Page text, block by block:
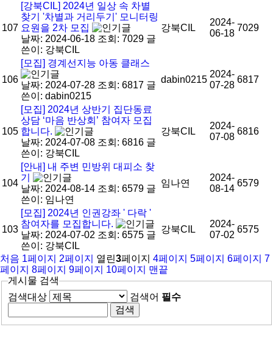
107
[강북CIL] 2024년 일상 속 차별
찾기 '차별과 거리두기' 모니터링
요원을 2차 모집
날짜: 2024-06-18 조회: 7029 글
쓴이: 강북CIL
강북CIL
2024-
06-18
7029
106
[모집] 경계선지능 아동 클래스
날짜: 2024-07-28 조회: 6817 글
쓴이: dabin0215
dabin0215
2024-
07-28
6817
105
[모집] 2024년 상반기 집단동료
상담 ‘마음 반상회’ 참여자 모집
합니다.
날짜: 2024-07-08 조회: 6816 글
쓴이: 강북CIL
강북CIL
2024-
07-08
6816
104
[안내] 내 주변 민방위 대피소 찾
기
날짜: 2024-08-14 조회: 6579 글
쓴이: 임나연
임나연
2024-
08-14
6579
103
[모집] 2024년 인권강좌 ' 다락 '
참여자를 모집합니다.
날짜: 2024-07-02 조회: 6575 글
쓴이: 강북CIL
강북CIL
2024-
07-02
6575
처음 1페이지 2페이지 열린3페이지 4페이지 5페이지 6페이지 7
페이지 8페이지 9페이지 10페이지
맨끝
게시물 검색
검색대상
검색어 필수